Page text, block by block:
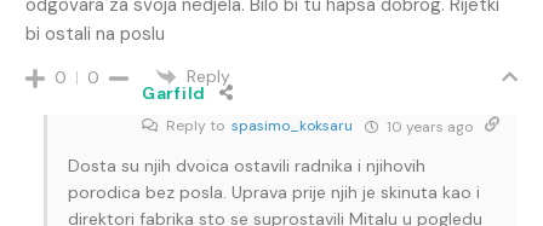
bi ostali na poslu
0 0
Reply
Garfild
Reply to spasimo_koksaru 10 years ago
Dosta su njih dvoica ostavili radnika i njihovih
porodica bez posla. Uprava prije njih je skinuta kao i
direktori fabrika sto se suprostavili Mitalu u pogledu